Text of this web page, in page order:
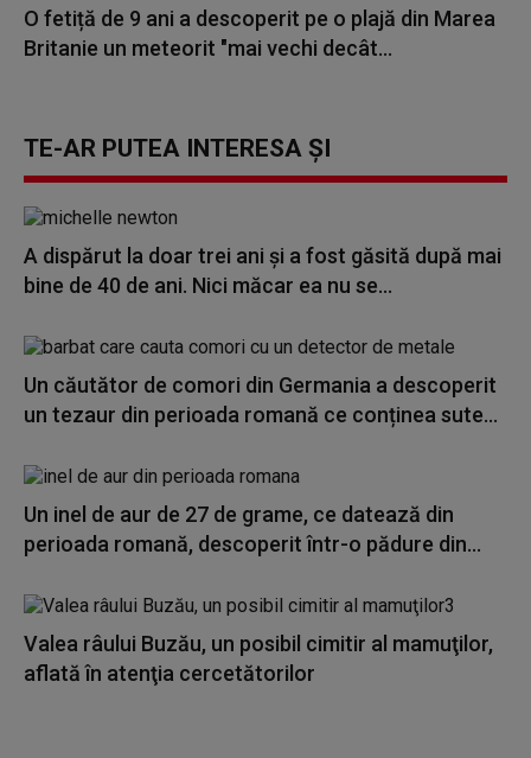
O fetiță de 9 ani a descoperit pe o plajă din Marea
Britanie un meteorit "mai vechi decât...
TE-AR PUTEA INTERESA ȘI
A dispărut la doar trei ani și a fost găsită după mai
bine de 40 de ani. Nici măcar ea nu se...
Un căutător de comori din Germania a descoperit
un tezaur din perioada romană ce conținea sute...
Un inel de aur de 27 de grame, ce datează din
perioada romană, descoperit într-o pădure din...
Valea râului Buzău, un posibil cimitir al mamuţilor,
aflată în atenţia cercetătorilor